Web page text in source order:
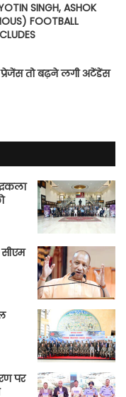
SINGH, ASHOK
FOOTBALL
तो बढ़ने लगी अटेंडेंस
पर